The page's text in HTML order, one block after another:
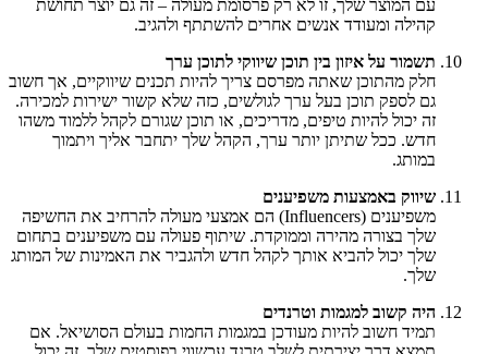
עם המוצר שלך, זו לא רק פרסומת מעולה – זה גם יוצר תחושת
קהילה ומעודד אנשים אחרים להשתתף ולהגיב.
תשמור על איזון בין תוכן שיווקי לתוכן ערך
חלק מהתוכן שאתה מפרסם צריך להיות תכנים שיווקיים, אך חשוב
גם לספק תוכן בעל ערך לגולשים, כזה שלא קשור ישירות למכירה.
זה יכול להיות טיפים, מדריכים, או תוכן שגורם לקהל ללמוד משהו
חדש. ככל שתיתן יותר ערך, הקהל שלך יתחבר אליך ויתמוך
במותג.
שיווק באמצעות משפיענים
משפיענים (Influencers) הם אמצעי מעולה להרחיב את החשיפה
שלך בצורה מהירה וממוקדת. שיתוף פעולה עם משפיענים בתחום
שלך יכול להביא אותך לקהל חדש ולהגביר את האמינות של המותג
שלך.
היה קשוב למגמות וטרנדים
תמיד חשוב להיות מעודכן במגמות החמות בעולם הסושיאל. אם